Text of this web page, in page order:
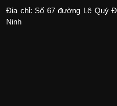
Địa chỉ: Số 67 đường Lê Quý
Ninh